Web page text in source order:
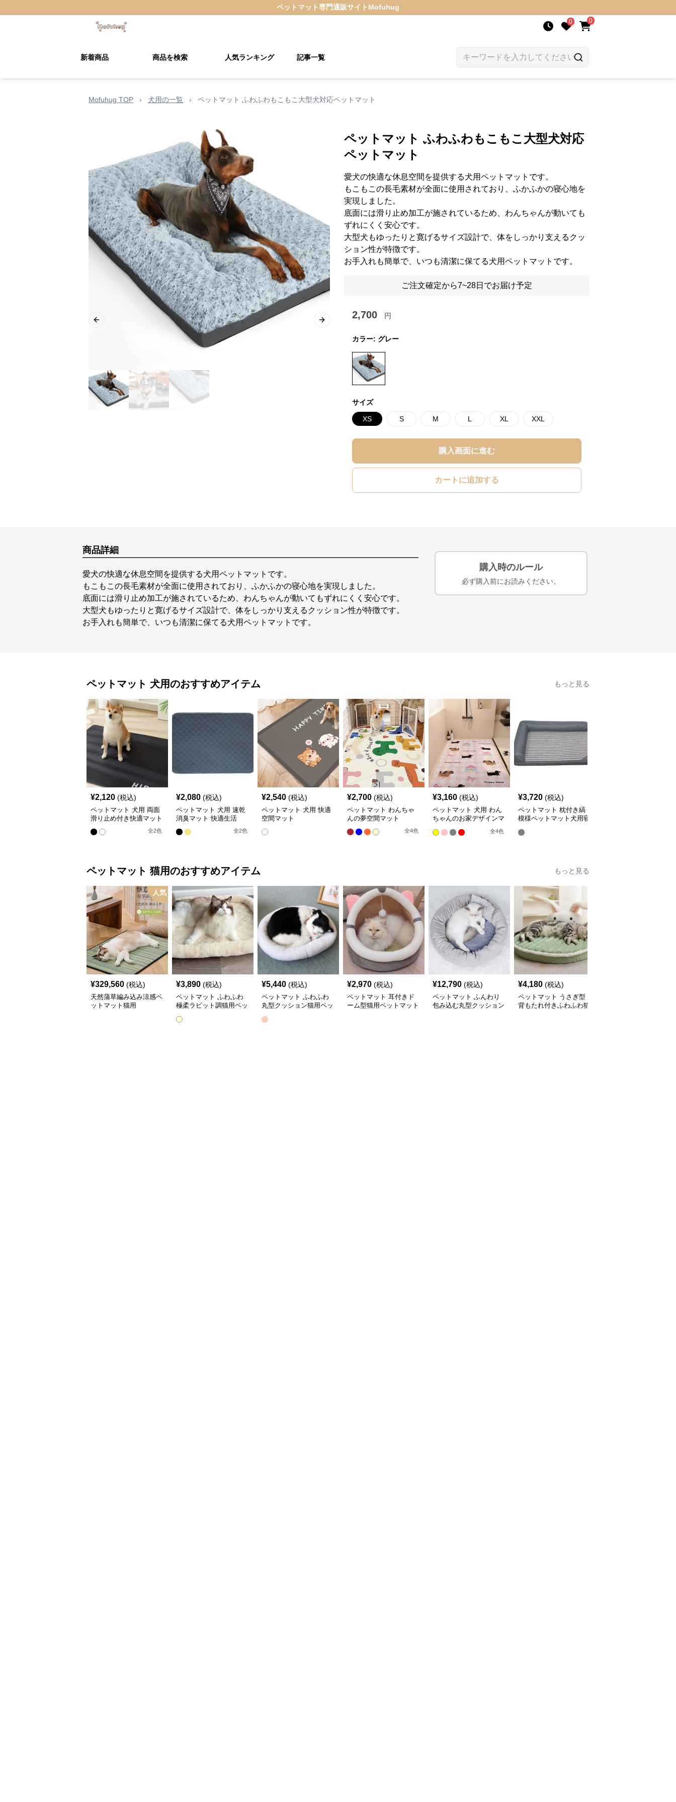
ペットマット専門通販サイト Mofuhug
0 0
新着商品 商品を検索 人気ランキング 記事一覧
Mofuhug TOP › 犬用の一覧 › ペットマット ふわふわもこもこ大型犬対応ペットマット
Previous slide Next slide
ペットマット ふわふわもこもこ大型犬対応
ペットマット
愛犬の快適な休息空間を提供する犬用ペットマットです。
もこもこの長毛素材が全面に使用されており、ふかふかの寝心地を
実現しました。
底面には滑り止め加工が施されているため、わんちゃんが動いても
ずれにくく安心です。
大型犬もゆったりと寛げるサイズ設計で、体をしっかり支えるクッ
ション性が特徴です。
お手入れも簡単で、いつも清潔に保てる犬用ペットマットです。
ご注文確定から7~28日でお届け予定
2,700 円
カラー: グレー
サイズ
XS S M L XL XXL
購入画面に進む
カートに追加する
商品詳細
愛犬の快適な休息空間を提供する犬用ペットマットです。
もこもこの長毛素材が全面に使用されており、ふかふかの寝心地を実現しました。
底面には滑り止め加工が施されているため、わんちゃんが動いてもずれにくく安心です。
大型犬もゆったりと寛げるサイズ設計で、体をしっかり支えるクッション性が特徴です。
お手入れも簡単で、いつも清潔に保てる犬用ペットマットです。
購入時のルール
必ず購入前にお読みください。
ペットマット 犬用のおすすめアイテム もっと見る
¥2,120 (税込)
ペットマット 犬用 両面
滑り止め付き快適マット
全2色
¥2,080 (税込)
ペットマット 犬用 速乾
消臭マット 快適生活
全2色
¥2,540 (税込)
ペットマット 犬用 快適
空間マット
¥2,700 (税込)
ペットマット わんちゃ
んの夢空間マット
全4色
¥3,160 (税込)
ペットマット 犬用 わん
ちゃんのお家デザインマ
全4色
¥3,720 (税込)
ペットマット 枕付き縞
模様ペットマット犬用寝
ペットマット 猫用のおすすめアイテム もっと見る
人気
¥329,560 (税込)
天然蒲草編み込み涼感ペ
ットマット猫用
¥3,890 (税込)
ペットマット ふわふわ
極柔ラビット調猫用ペッ
¥5,440 (税込)
ペットマット ふわふわ
丸型クッション猫用ペッ
¥2,970 (税込)
ペットマット 耳付きド
ーム型猫用ペットマット
¥12,790 (税込)
ペットマット ふんわり
包み込む丸型クッション
¥4,180 (税込)
ペットマット うさぎ型
背もたれ付きふわふわ猫